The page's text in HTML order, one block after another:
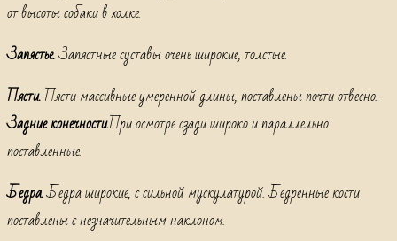
от высоты собаки в холке.
Запястье.Запястные суставы очень широкие, толстые.
Пясти.Пясти массивные умеренной длины, поставлены почти отвесно.
Задние конечности.При осмотре сзади широко и параллельно
поставленные.
Бедра.Бедра широкие, с сильной мускулатурой. Бедренные кости
поставлены с незначительным наклоном.